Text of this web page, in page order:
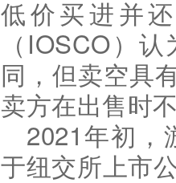
低价买进并
（ IOSCO ）认
同，但卖空具
卖方在出售时
2021 年初，
于纽交所上市